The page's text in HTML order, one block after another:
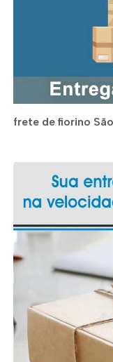
frete de fiorino